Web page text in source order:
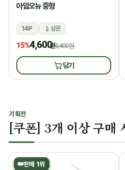
아임오뉴 중형
14P 상온
15%4,600원5,400원
담기
기획전
👑판매 1위